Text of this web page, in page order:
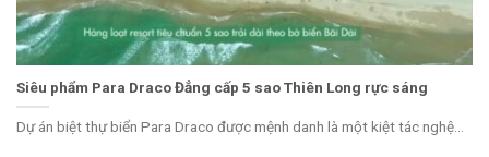
Siêu phẩm Para Draco Đẳng cấp 5 sao Thiên Long rực sáng
Dự án biệt thự biển Para Draco được mệnh danh là một kiệt tác nghệ...